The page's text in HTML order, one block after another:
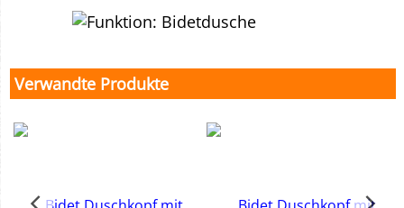
Verwandte Produkte